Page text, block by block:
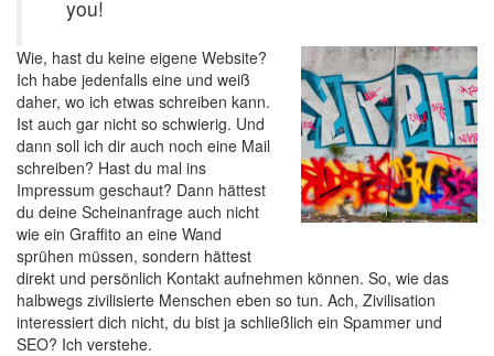
you!
Wie, hast du keine eigene Website?
Ich habe jedenfalls eine und weiß
daher, wo ich etwas schreiben kann.
Ist auch gar nicht so schwierig. Und
dann soll ich dir auch noch eine Mail
schreiben? Hast du mal ins
Impressum geschaut? Dann hättest
du deine Scheinanfrage auch nicht
wie ein Graffito an eine Wand
sprühen müssen, sondern hättest
direkt und persönlich Kontakt aufnehmen können. So, wie das
halbwegs zivilisierte Menschen eben so tun. Ach, Zivilisation
interessiert dich nicht, du bist ja schließlich ein Spammer und
SEO? Ich verstehe.